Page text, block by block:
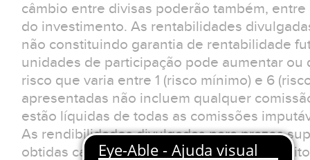
câmbio entre divisas poderão também,
do investimento. As rentabilidades
não constituindo garantia de rentabilidade
unidades de participação pode aumentar
risco que varia entre 1 (risco mínimo) e 6
apresentadas não incluem qualquer
estão líquidas de todas as comissões
As rendibilidades divulgadas para prazos
obtidas caso o investimento tivesse sido